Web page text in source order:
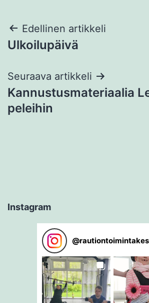
Artikkelien
selaus
Edellinen artikkeli
Ulkoilupäivä
Seuraava artikkeli
Kannustusmateriaalia
peleihin
Instagram
@